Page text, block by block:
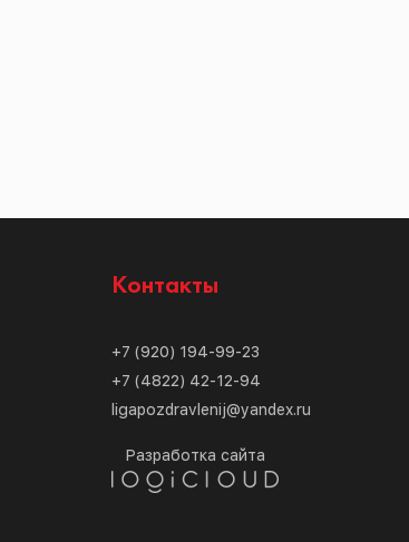
Контакты
+7 (920) 194-99-23
+7 (4822) 42-12-94
ligapozdravlenij@yandex.ru
Разработка сайта